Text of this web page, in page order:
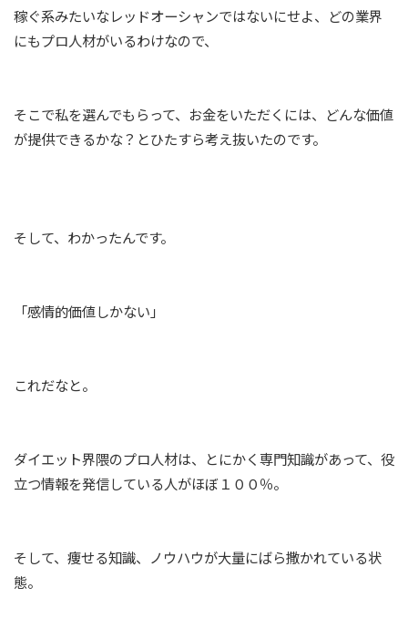
稼ぐ系みたいなレッドオーシャンではないにせよ、どの業界
にもプロ人材がいるわけなので、
そこで私を選んでもらって、お金をいただくには、どんな価値
が提供できるかな？とひたすら考え抜いたのです。
そして、わかったんです。
「感情的価値しかない」
これだなと。
ダイエット界隈のプロ人材は、とにかく専門知識があって、役
立つ情報を発信している人がほぼ１００％。
そして、痩せる知識、ノウハウが大量にばら撒かれている状
態。